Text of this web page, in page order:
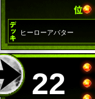
ヒーローアバター
22